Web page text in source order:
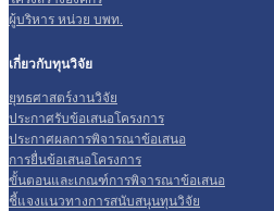
ผู้บริหาร หน่วย บพท.
เกี่ยวกับทุนวิจัย
ยุทธศาสตร์งานวิจัย
ประกาศรับข้อเสนอโครงการ
ประกาศผลการพิจารณาข้อเสนอ
การยื่นข้อเสนอโครงการ
ขั้นตอนและเกณฑ์การพิจารณาข้อเสนอ
ชี้แจงแนวทางการสนับสนุนทุนวิจัย